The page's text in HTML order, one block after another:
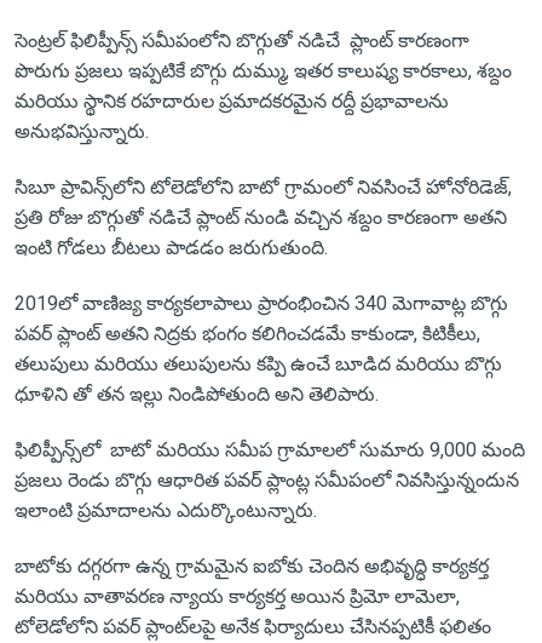
సెంట్రల్ ఫిలిప్పీన్స్‌ సమీపంలోని బొగ్గుతో నడిచే ప్లాంట్ కారణంగా
పొరుగు ప్రజలు ఇప్పటికే బొగ్గు దుమ్ము, ఇతర కాలుష్య కారకాలు, శబ్దం
మరియు స్థానిక రహదారుల ప్రమాదకరమైన రద్దీ ప్రభావాలను
అనుభవిస్తున్నారు.
సిబూ ప్రావిన్స్‌లోని టోలెడోలోని బాటో గ్రామంలో నివసించే హోనోరిడెజ్,
ప్రతి రోజు బొగ్గుతో నడిచే ప్లాంట్ నుండి వచ్చిన శబ్దం కారణంగా అతని
ఇంటి గోడలు బీటలు పాడడం జరుగుతుంది.
2019లో వాణిజ్య కార్యకలాపాలు ప్రారంభించిన 340 మెగావాట్ల బొగ్గు
పవర్ ప్లాంట్ అతని నిద్రకు భంగం కలిగించడమే కాకుండా, కిటికీలు,
తలుపులు మరియు తలుపులను కప్పి ఉంచే బూడిద మరియు బొగ్గు
ధూళిని తో తన ఇల్లు నిండిపోతుంది అని తెలిపారు.
ఫిలిప్పీన్స్‌లో బాటో మరియు సమీప గ్రామాలలో సుమారు 9,000 మంది
ప్రజలు రెండు బొగ్గు ఆధారిత పవర్ ప్లాంట్ల సమీపంలో నివసిస్తున్నందున
ఇలాంటి ప్రమాదాలను ఎదుర్కొంటున్నారు.
బాటోకు దగ్గరగా ఉన్న గ్రామమైన ఐబోకు చెందిన అభివృద్ధి కార్యకర్త
మరియు వాతావరణ న్యాయ కార్యకర్త అయిన ప్రిమో లామెలా,
టోలెడోలోని పవర్ ప్లాంట్‌లపై అనేక ఫిర్యాదులు చేసినప్పటికీ ఫలితం